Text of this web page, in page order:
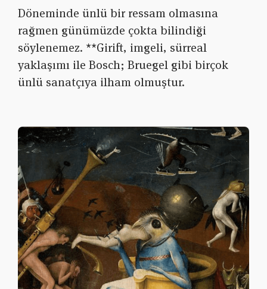
Döneminde ünlü bir ressam olmasına
rağmen günümüzde çokta bilindiği
söylenemez. **Girift, imgeli, sürreal
yaklaşımı ile Bosch; Bruegel gibi birçok
ünlü sanatçıya ilham olmuştur.